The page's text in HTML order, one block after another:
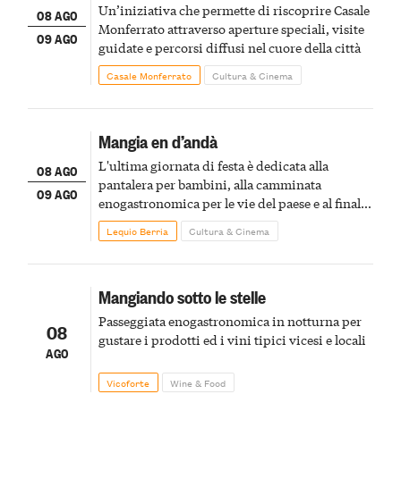
08 AGO
09 AGO
Un’iniziativa che permette di riscoprire Casale
Monferrato attraverso aperture speciali, visite
guidate e percorsi diffusi nel cuore della città
Casale Monferrato Cultura & Cinema
08 AGO
09 AGO
Mangia en d’andà
L'ultima giornata di festa è dedicata alla
pantalera per bambini, alla camminata
enogastronomica per le vie del paese e al finale
pirotecnico
Lequio Berria Cultura & Cinema
08
AGO
Mangiando sotto le stelle
Passeggiata enogastronomica in notturna per
gustare i prodotti ed i vini tipici vicesi e locali
Vicoforte Wine & Food